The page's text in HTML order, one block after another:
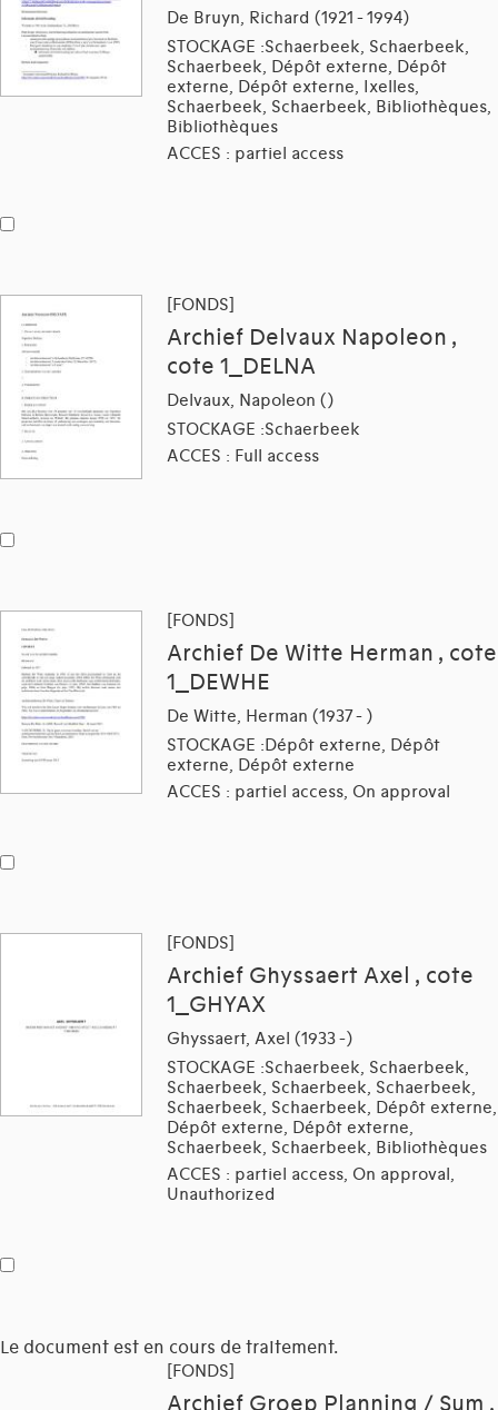
De Bruyn, Richard (1921 - 1994)
STOCKAGE :Schaerbeek, Schaerbeek,
Schaerbeek, Dépôt externe, Dépôt
externe, Dépôt externe, Ixelles,
Schaerbeek, Schaerbeek, Bibliothèques,
Bibliothèques
ACCES : partiel access
[FONDS]
Archief Delvaux Napoleon ,
cote 1_DELNA
Delvaux, Napoleon ()
STOCKAGE :Schaerbeek
ACCES : Full access
[FONDS]
Archief De Witte Herman , cote
1_DEWHE
De Witte, Herman (1937 - )
STOCKAGE :Dépôt externe, Dépôt
externe, Dépôt externe
ACCES : partiel access, On approval
[FONDS]
Archief Ghyssaert Axel , cote
1_GHYAX
Ghyssaert, Axel (1933 -)
STOCKAGE :Schaerbeek, Schaerbeek,
Schaerbeek, Schaerbeek, Schaerbeek,
Schaerbeek, Schaerbeek, Dépôt externe,
Dépôt externe, Dépôt externe,
Schaerbeek, Schaerbeek, Bibliothèques
ACCES : partiel access, On approval,
Unauthorized
Le document est en cours de traitement.
[FONDS]
Archief Groep Planning / Sum ,